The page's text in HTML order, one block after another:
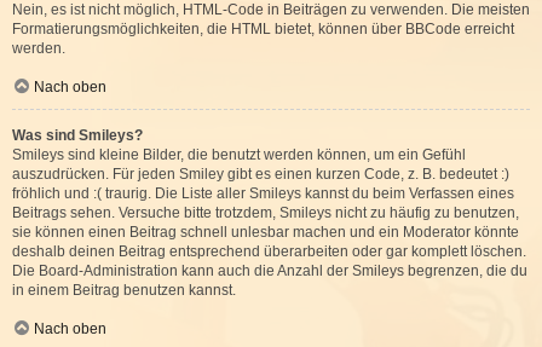
Nein, es ist nicht möglich, HTML-Code in Beiträgen zu verwenden. Die meisten
Formatierungsmöglichkeiten, die HTML bietet, können über BBCode erreicht
werden.
Nach oben
Was sind Smileys?
Smileys sind kleine Bilder, die benutzt werden können, um ein Gefühl
auszudrücken. Für jeden Smiley gibt es einen kurzen Code, z. B. bedeutet :)
fröhlich und :( traurig. Die Liste aller Smileys kannst du beim Verfassen eines
Beitrags sehen. Versuche bitte trotzdem, Smileys nicht zu häufig zu benutzen,
sie können einen Beitrag schnell unlesbar machen und ein Moderator könnte
deshalb deinen Beitrag entsprechend überarbeiten oder gar komplett löschen.
Die Board-Administration kann auch die Anzahl der Smileys begrenzen, die du
in einem Beitrag benutzen kannst.
Nach oben